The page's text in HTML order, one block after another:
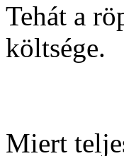
Tehát a
költsége.
Miert